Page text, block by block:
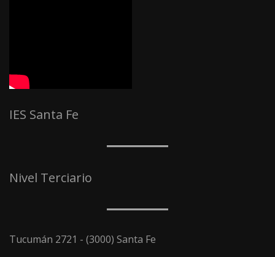
IES Santa Fe
Nivel Terciario
Tucumán 2721 - (3000) Santa Fe